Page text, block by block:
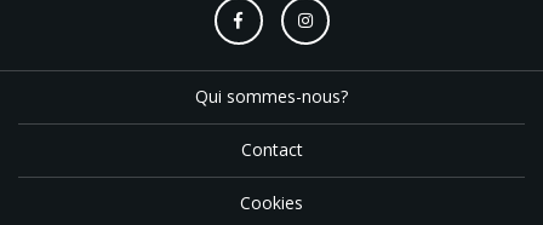
Qui sommes-nous?
Contact
Cookies